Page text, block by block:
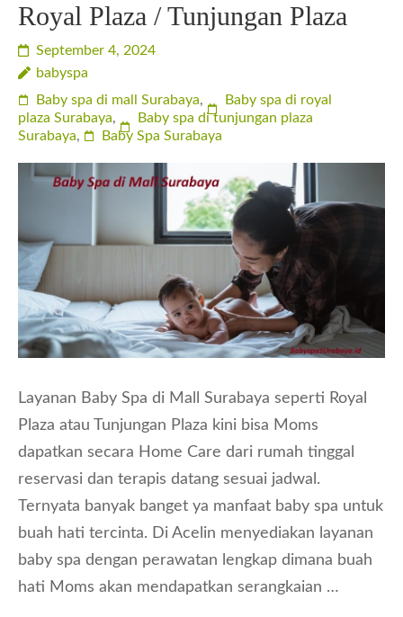
Royal Plaza / Tunjungan Plaza
September 4, 2024
babyspa
Baby spa di mall Surabaya,
Baby spa di royal
plaza Surabaya,
Baby spa di tunjungan plaza
Surabaya, Baby Spa Surabaya
Layanan Baby Spa di Mall Surabaya seperti Royal
Plaza atau Tunjungan Plaza kini bisa Moms
dapatkan secara Home Care dari rumah tinggal
reservasi dan terapis datang sesuai jadwal.
Ternyata banyak banget ya manfaat baby spa untuk
buah hati tercinta. Di Acelin menyediakan layanan
baby spa dengan perawatan lengkap dimana buah
hati Moms akan mendapatkan serangkaian …